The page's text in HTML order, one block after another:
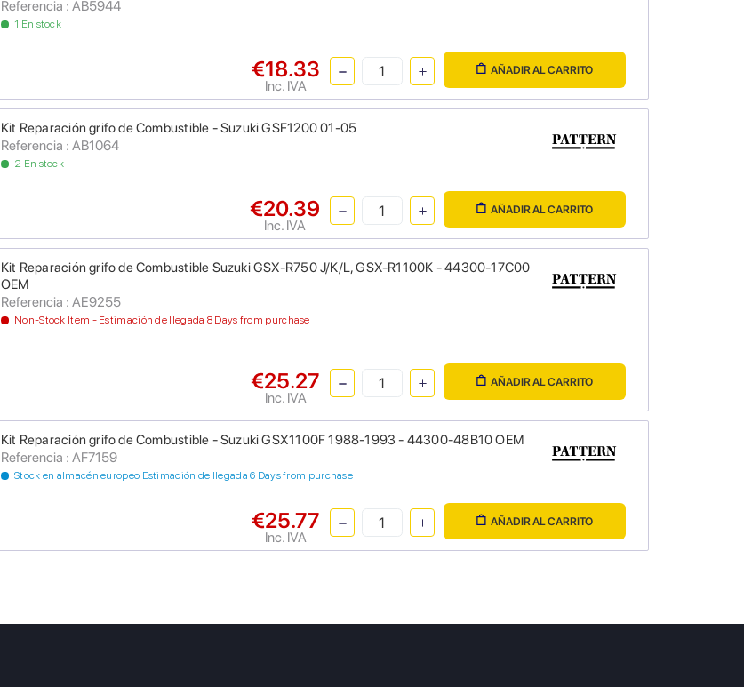
Referencia : AB5944
1 En stock
€18.33
Inc. IVA
AÑADIR AL CARRITO
Kit Reparación grifo de Combustible - Suzuki GSF1200 01-05
Referencia : AB1064
2 En stock
€20.39
Inc. IVA
AÑADIR AL CARRITO
Kit Reparación grifo de Combustible Suzuki GSX-R750 J/K/L, GSX-R1100K - 44300-17C00
OEM
Referencia : AE9255
Non-Stock Item - Estimación de llegada 8 Days from purchase
€25.27
Inc. IVA
AÑADIR AL CARRITO
Kit Reparación grifo de Combustible - Suzuki GSX1100F 1988-1993 - 44300-48B10 OEM
Referencia : AF7159
Stock en almacén europeo Estimación de llegada 6 Days from purchase
€25.77
Inc. IVA
AÑADIR AL CARRITO